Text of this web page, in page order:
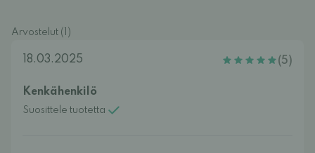
Arvostelut (1)
18.03.2025 (5)
Kenkähenkilö
Suosittele tuotetta